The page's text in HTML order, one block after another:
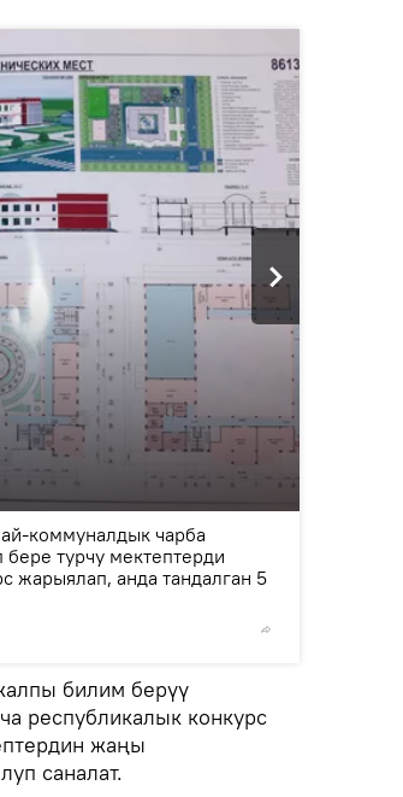
коммуналдык чарба
турчу мектептерди
жарыялап, анда тандалган 5
билим берүү
республикалык конкурс
жаңы
саналат.